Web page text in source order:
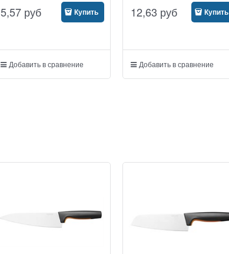
5,57 руб Купить
Добавить в сравнение
12,63 руб Купить
Добавить в сравнение